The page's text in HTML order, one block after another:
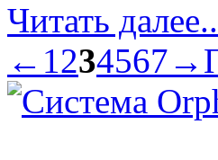
Читать
← 1234567 →